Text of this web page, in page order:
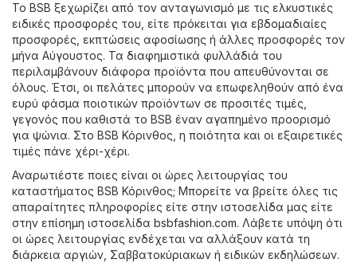
Το BSB ξεχωρίζει από τον ανταγωνισμό με τις ελκυστικές
ειδικές προσφορές του, είτε πρόκειται για εβδομαδιαίες
προσφορές, εκπτώσεις αφοσίωσης ή άλλες προσφορές τον
μήνα Αύγουστος. Τα διαφημιστικά φυλλάδιά του
περιλαμβάνουν διάφορα προϊόντα που απευθύνονται σε
όλους. Έτσι, οι πελάτες μπορούν να επωφεληθούν από ένα
ευρύ φάσμα ποιοτικών προϊόντων σε προσιτές τιμές,
γεγονός που καθιστά το BSB έναν αγαπημένο προορισμό
για ψώνια. Στο BSB Κόρινθος, η ποιότητα και οι εξαιρετικές
τιμές πάνε χέρι-χέρι.
Αναρωτιέστε ποιες είναι οι ώρες λειτουργίας του
καταστήματος BSB Κόρινθος; Μπορείτε να βρείτε όλες τις
απαραίτητες πληροφορίες είτε στην ιστοσελίδα μας είτε
στην επίσημη ιστοσελίδα bsbfashion.com. Λάβετε υπόψη ότι
οι ώρες λειτουργίας ενδέχεται να αλλάξουν κατά τη
διάρκεια αργιών, Σαββατοκύριακων ή ειδικών εκδηλώσεων.